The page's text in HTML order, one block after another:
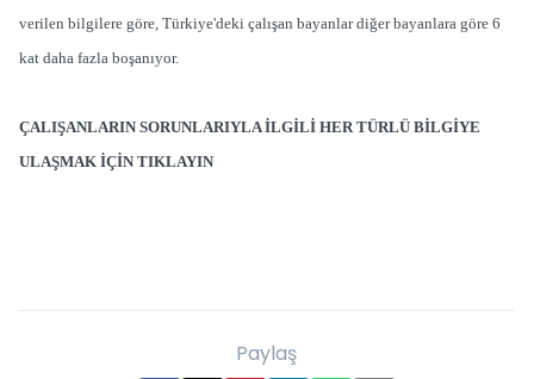
verilen bilgilere göre, Türkiye'deki çalışan bayanlar diğer bayanlara göre 6
kat daha fazla boşanıyor.
ÇALIŞANLARIN SORUNLARIYLA İLGİLİ HER TÜRLÜ BİLGİYE
ULAŞMAK İÇİN TIKLAYIN
Paylaş